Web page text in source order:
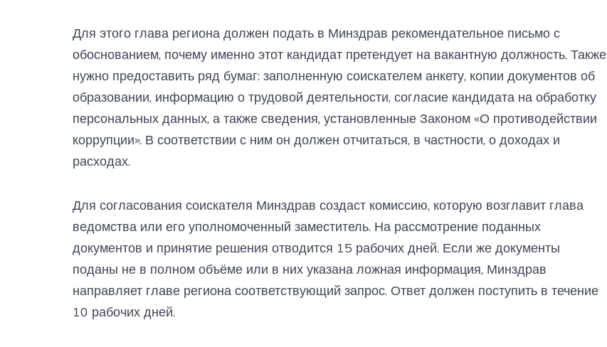
Для этого глава региона должен подать в Минздрав рекомендательное письмо с
обоснованием, почему именно этот кандидат претендует на вакантную должность. Также
нужно предоставить ряд бумаг: заполненную соискателем анкету, копии документов об
образовании, информацию о трудовой деятельности, согласие кандидата на обработку
персональных данных, а также сведения, установленные Законом «О противодействии
коррупции». В соответствии с ним он должен отчитаться, в частности, о доходах и
расходах.
Для согласования соискателя Минздрав создаст комиссию, которую возглавит глава
ведомства или его уполномоченный заместитель. На рассмотрение поданных
документов и принятие решения отводится 15 рабочих дней. Если же документы
поданы не в полном объёме или в них указана ложная информация, Минздрав
направляет главе региона соответствующий запрос. Ответ должен поступить в течение
10 рабочих дней.